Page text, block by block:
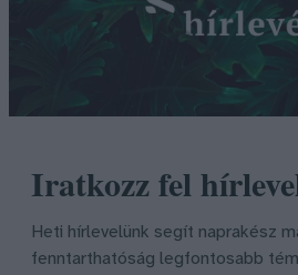
Iratkozz fel
Heti hírlevelünk segít naprakész
fenntarthatóság legfontosabb